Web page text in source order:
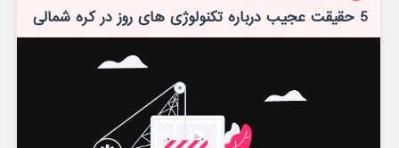
5 حقیقت عجیب درباره تکنولوژی های روز در کره شمالی